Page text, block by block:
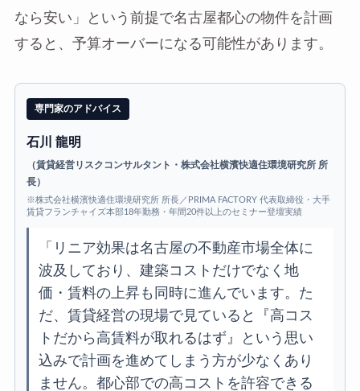
なら安い」という前提で名古屋都心の物件を計画
すると、予算オーバーになる可能性があります。
専門家のアドバイス
石川 龍明
（賃貸経営リスクコンサルタント・株式会社横濱快適住環境研究所 所
長）
※株式会社横濱快適住環境研究所 所長／PRIMA FACTORY 代表取締役・大手
賃貸フランチャイズ本部18年勤務・年間20件以上のセミナー登壇実績
「リニア効果は名古屋の不動産市場全体に
波及しており、建築コストだけでなく地
価・賃料の上昇も同時に進んでいます。た
だ、賃貸経営の現場で見ていると『高コス
トだから高賃料が取れるはず』という思い
込みで計画を進めてしまう方が少なくあり
ません。都心部での高コストを許容できる